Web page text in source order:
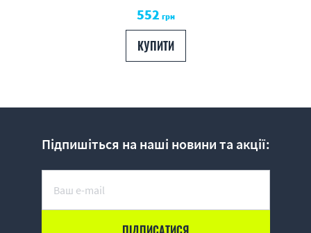
552 грн
КУПИТИ
Підпишіться на наші новини та акції: